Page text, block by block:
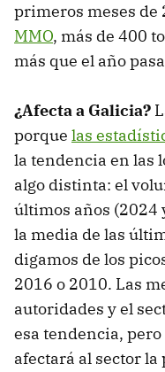
primeros meses de
MMO, más de 400
más que el año
¿Afecta a Galicia?
porque las
la tendencia en las
algo distinta: el
últimos años (2024
la media de las
digamos de los
2016 o 2010. Las
autoridades y el
esa tendencia,
afectará al sector